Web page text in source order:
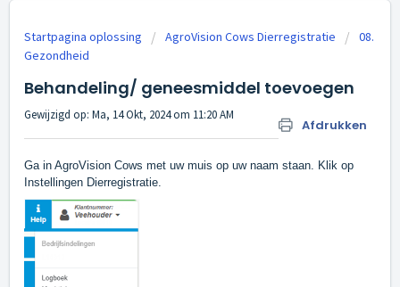
Startpagina oplossing AgroVision Cows Dierregistratie
08.
Gezondheid
Behandeling/ geneesmiddel toevoegen
Afdrukken
Gewijzigd op: Ma, 14 Okt, 2024 om 11:20 AM
Ga in AgroVision Cows met uw muis op uw naam staan. Klik op
Instellingen Dierregistratie.